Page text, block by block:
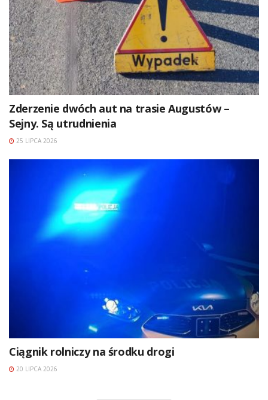
Zderzenie dwóch aut na trasie Augustów –
Sejny. Są utrudnienia
25 LIPCA 2026
Ciągnik rolniczy na środku drogi
20 LIPCA 2026